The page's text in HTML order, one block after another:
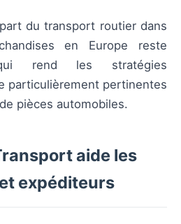
du transport routier dans
en Europe reste
rend les stratégies
particulièrement pertinentes
pièces automobiles.
aide les
expéditeurs